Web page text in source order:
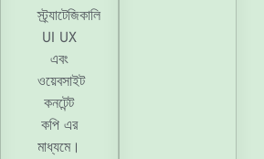
স্ট্র্যাটেজিকালি
UI UX
এবং
ওয়েবসাইট
কনটেন্ট
কপি এর
মাধ্যমে।